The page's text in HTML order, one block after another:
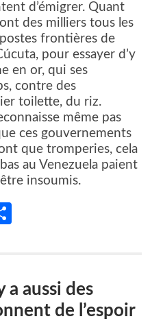
d’émigrer. Quant
des milliers tous les
frontières de
pour essayer d’y
en or, qui ses
contre des
toilette, du riz.
même pas
ces gouvernements
que tromperies, cela
au Venezuela paient
insoumis.
a aussi des
de l’espoir